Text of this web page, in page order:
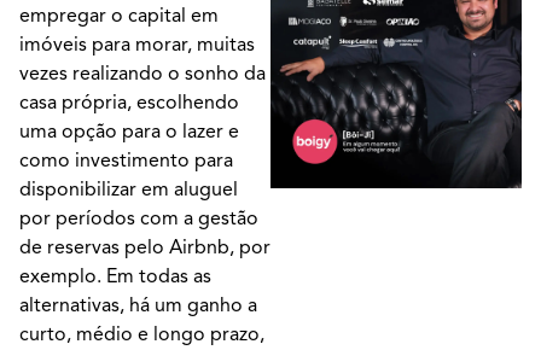
empregar o capital em
imóveis para morar, muitas
vezes realizando o sonho da
casa própria, escolhendo
uma opção para o lazer e
como investimento para
disponibilizar em aluguel
por períodos com a gestão
de reservas pelo Airbnb, por
exemplo. Em todas as
alternativas, há um ganho a
curto, médio e longo prazo,